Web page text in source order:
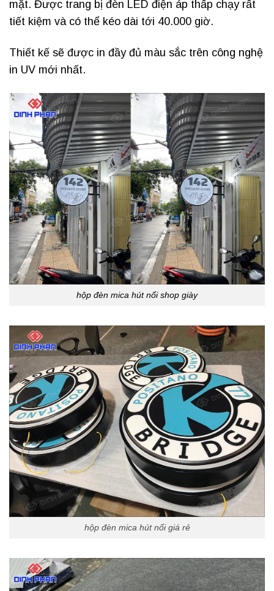
mặt. Được trang bị đèn LED điện áp thấp chạy rất
tiết kiệm và có thể kéo dài tới 40.000 giờ.
Thiết kế sẽ được in đầy đủ màu sắc trên công nghệ
in UV mới nhất.
hộp đèn mica hút nổi shop giày
hộp đèn mica hút nổi giá rẻ